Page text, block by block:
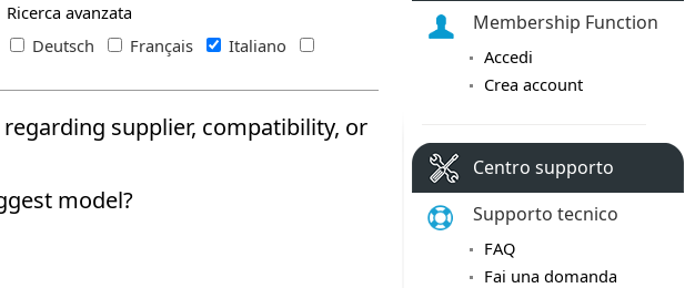
Ricerca avanzata
Deutsch Français
Italiano
Membership Function
Accedi
Crea account
Centro supporto
Supporto tecnico
FAQ
Fai una domanda